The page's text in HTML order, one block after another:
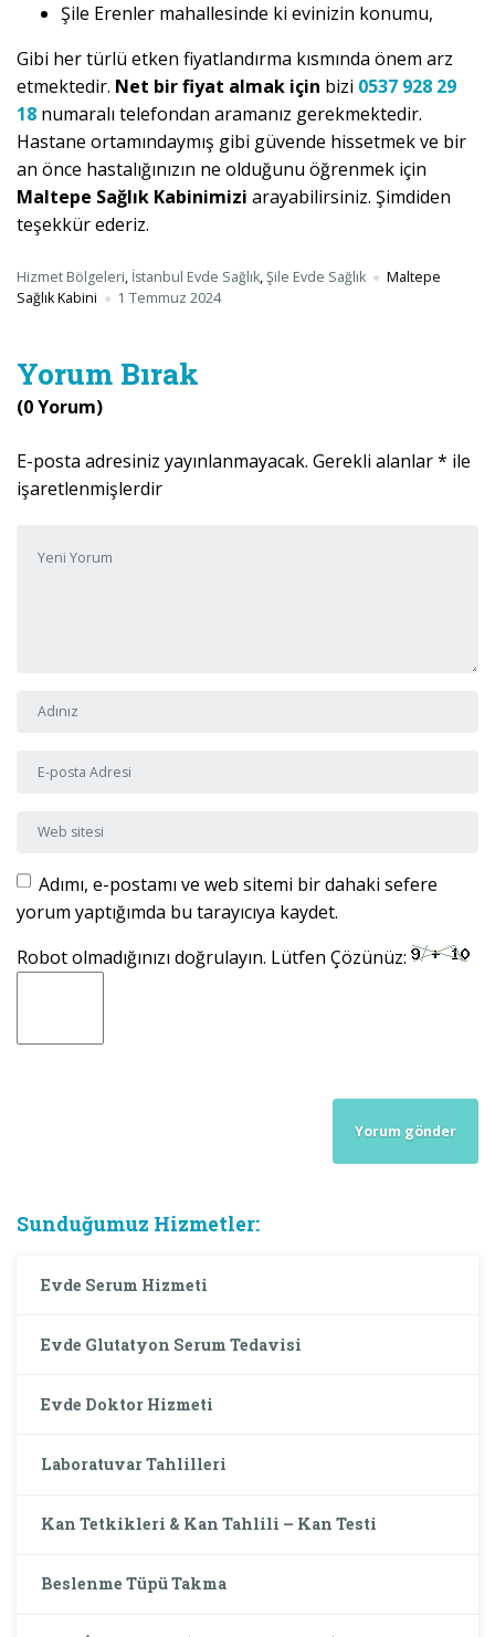
Şile Erenler mahallesinde ki evinizin konumu,
Gibi her türlü etken fiyatlandırma kısmında önem arz
etmektedir. Net bir fiyat almak için bizi 0537 928 29
18 numaralı telefondan aramanız gerekmektedir.
Hastane ortamındaymış gibi güvende hissetmek ve bir
an önce hastalığınızın ne olduğunu öğrenmek için
Maltepe Sağlık Kabinimizi arayabilirsiniz. Şimdiden
teşekkür ederiz.
Hizmet Bölgeleri, İstanbul Evde Sağlık,Şile Evde Sağlık
Maltepe
Sağlık Kabini
1 Temmuz 2024
Yorum Bırak
(0 Yorum)
E-posta adresiniz yayınlanmayacak. Gerekli alanlar* ile
işaretlenmişlerdir
Adı ve Soyadı
E-posta Adresi
Web sitesi
Adımı, e-postamı ve web sitemi bir dahaki sefere
yorum yaptığımda bu tarayıcıya kaydet.
Robot olmadığınızı doğrulayın. Lütfen Çözünüz:
Sunduğumuz Hizmetler:
Evde Serum Hizmeti
Evde Glutatyon Serum Tedavisi
Evde Doktor Hizmeti
Laboratuvar Tahlilleri
Kan Tetkikleri & Kan Tahlili – Kan Testi
Beslenme Tüpü Takma